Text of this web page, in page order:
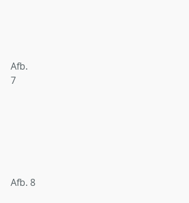
Afb.
7
Afb. 8